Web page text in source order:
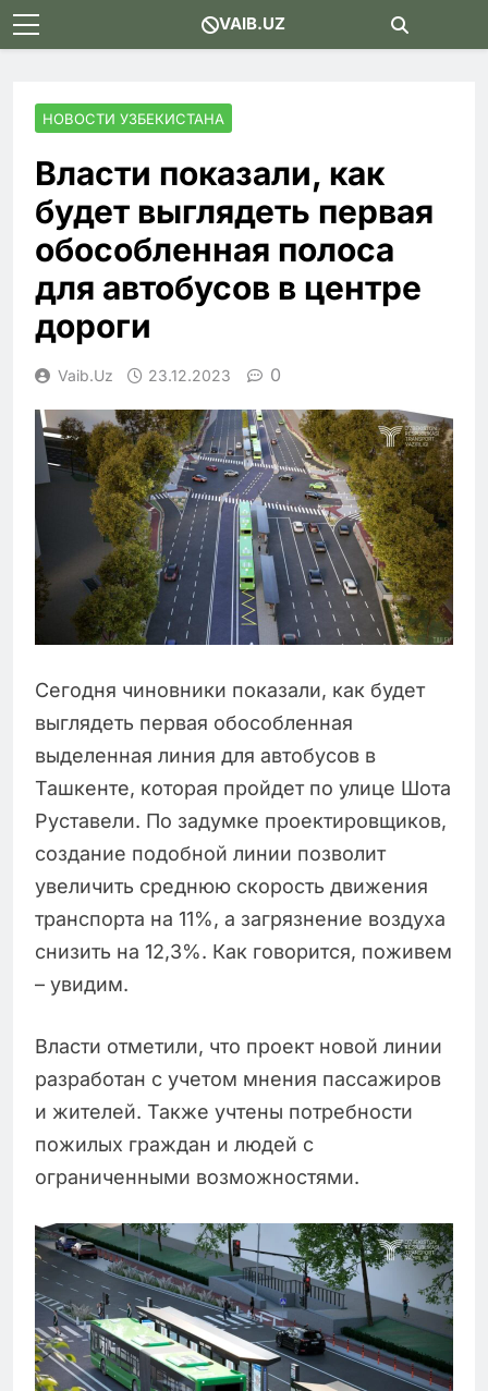
Skip
to
VAIB.UZ
НОВОСТИ УЗБЕКИСТАНА
Власти показали, как
будет выглядеть первая
обособленная полоса
для автобусов в центре
дороги
Vaib.uz 23.12.2023 0
Сегодня чиновники показали, как будет
выглядеть первая обособленная
выделенная линия для автобусов в
Ташкенте, которая пройдет по улице Шота
Руставели. По задумке проектировщиков,
создание подобной линии позволит
увеличить среднюю скорость движения
транспорта на 11%, а загрязнение воздуха
снизить на 12,3%. Как говорится, поживем
– увидим.
Власти отметили, что проект новой линии
разработан с учетом мнения пассажиров
и жителей. Также учтены потребности
пожилых граждан и людей с
ограниченными возможностями.